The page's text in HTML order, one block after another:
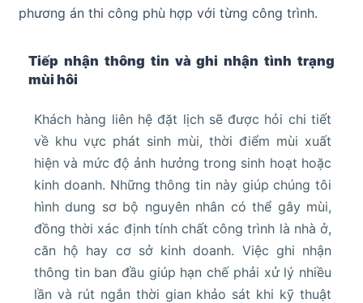
phương án thi công phù hợp với từng công trình.
Tiếp nhận thông tin và ghi nhận tình trạng
mùi hôi
Khách hàng liên hệ đặt lịch sẽ được hỏi chi tiết
về khu vực phát sinh mùi, thời điểm mùi xuất
hiện và mức độ ảnh hưởng trong sinh hoạt hoặc
kinh doanh. Những thông tin này giúp chúng tôi
hình dung sơ bộ nguyên nhân có thể gây mùi,
đồng thời xác định tính chất công trình là nhà ở,
căn hộ hay cơ sở kinh doanh. Việc ghi nhận
thông tin ban đầu giúp hạn chế phải xử lý nhiều
lần và rút ngắn thời gian khảo sát khi kỹ thuật